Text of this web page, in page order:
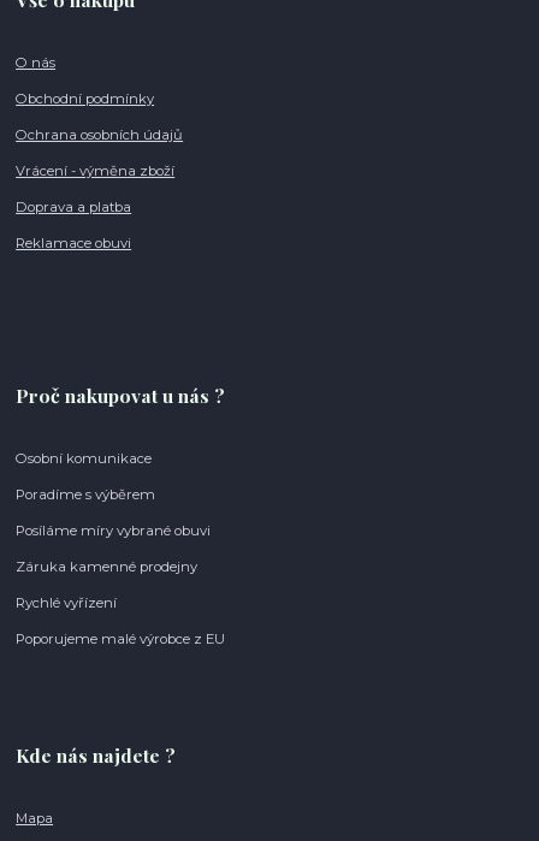
O nás
Obchodní podmínky
Ochrana osobních údajů
Vrácení - výměna zboží
Doprava a platba
Reklamace obuvi
Proč nakupovat u nás ?
Osobní komunikace
Poradíme s výběrem
Posíláme míry vybrané obuvi
Záruka kamenné prodejny
Rychlé vyřízení
Poporujeme malé výrobce z EU
Kde nás najdete ?
Mapa